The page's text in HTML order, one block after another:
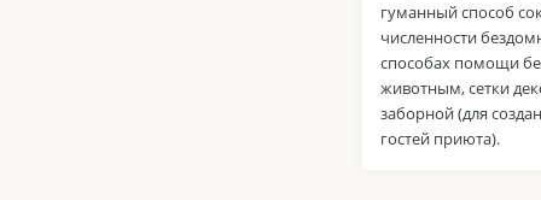
гуманный способ
численности
способах помощи
животным, сетки
заборной (для
гостей приюта).